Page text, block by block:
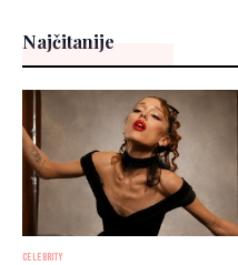
Najčitanije
CELEBRITY